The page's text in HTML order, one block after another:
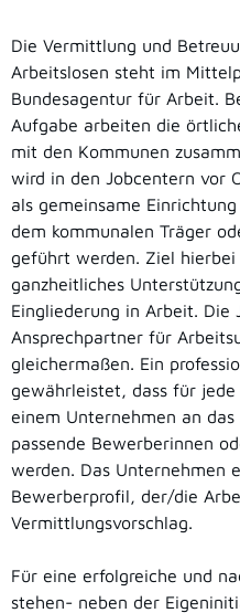
Die Vermittlung und
Arbeitslosen steht im
Bundesagentur für Arbeit.
Aufgabe arbeiten die
mit den Kommunen
wird in den Jobcentern vor
als gemeinsame
dem kommunalen Träger
geführt werden. Ziel
ganzheitliches
Eingliederung in Arbeit. Die
Ansprechpartner für
gleichermaßen. Ein
gewährleistet, dass für
einem Unternehmen an
passende Bewerberinnen
werden. Das Unternehmen
Bewerberprofil, der/die
Vermittlungsvorschlag.
Für eine erfolgreiche und
stehen- neben der